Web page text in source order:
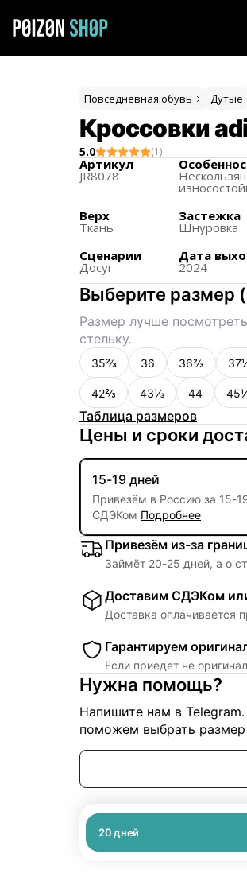
Повседневная обувь Дутые
Кроссовки
5.0 (1)
Артикул
JR8078
Верх
Ткань
Застежка
Шнуровка
Сценарии
Досуг
Дата
2024
Выберите размер (
Размер лучше
стельку.
35⅔ 36 36⅔
42⅔ 43⅓ 44
Таблица размеров
Цены и сроки
15-19 дней
Привезём в Россию за 15-
СДЭКом Подробнее
Привезём из-за
Займёт 20-25 дней, а о
Доставим СДЭКом
Доставка оплачивается
Гарантируем
Если приедет не
Нужна помощь?
Напишите нам в
поможем выбрать
20дней